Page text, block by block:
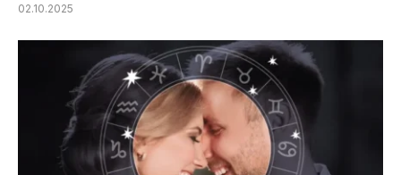
02.10.2025